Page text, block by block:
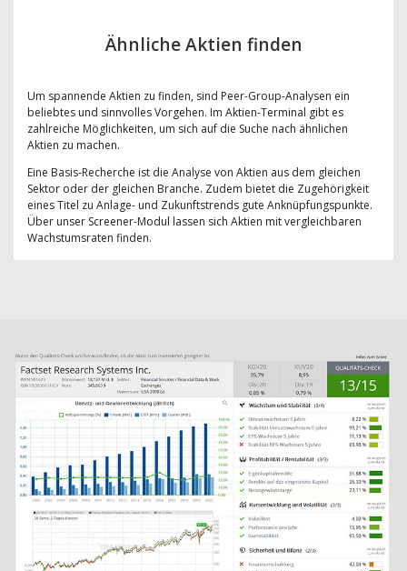
Ähnliche Aktien finden
Um spannende Aktien zu finden, sind Peer-Group-Analysen ein
beliebtes und sinnvolles Vorgehen. Im Aktien-Terminal gibt es
zahlreiche Möglichkeiten, um sich auf die Suche nach ähnlichen
Aktien zu machen.
Eine Basis-Recherche ist die Analyse von Aktien aus dem gleichen
Sektor oder der gleichen Branche. Zudem bietet die Zugehörigkeit
eines Titel zu Anlage- und Zukunftstrends gute Anknüpfungspunkte.
Über unser Screener-Modul lassen sich Aktien mit vergleichbaren
Wachstumsraten finden.